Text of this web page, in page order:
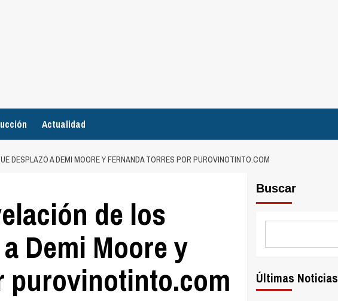
Actualidad
DESPLAZÓ A DEMI MOORE Y FERNANDA TORRES POR PUROVINOTINTO.COM
de los
Demi Moore y
purovinotinto.com
Buscar
Últimas Noticias